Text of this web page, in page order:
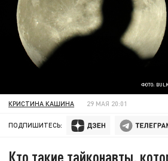
ФОТО:
КРИСТИНА КАШИНА 29 МАЯ 20:01
ПОДПИШИТЕСЬ:
Кто такие тайконавты,